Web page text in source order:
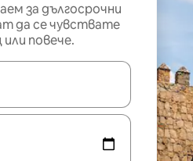
за дългосрочни
да се чувствате
повече.
използвайте клавишите